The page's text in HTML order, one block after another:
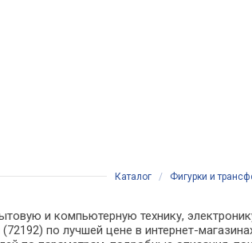
Каталог / Фигурки и
и компьютерную технику,
(72192) по лучшей цене в интернет-